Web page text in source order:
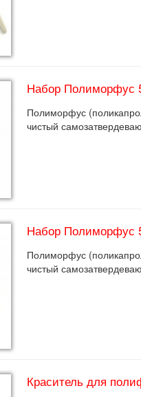
Набор Полиморфус
Полиморфус
чистый
Набор Полиморфус
Полиморфус
чистый
Краситель для